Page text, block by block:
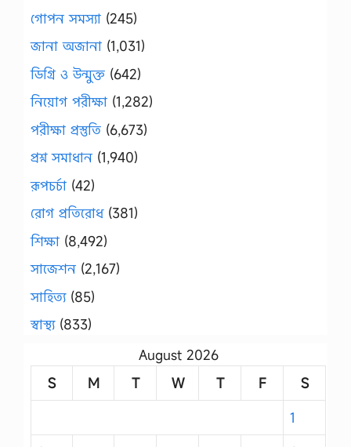
গোপন সমস্যা (245)
জানা অজানা (1,031)
ডিগ্রি ও উন্মুক্ত (642)
নিয়োগ পরীক্ষা (1,282)
পরীক্ষা প্রস্তুতি (6,673)
প্রশ্ন সমাধান (1,940)
রূপচর্চা (42)
রোগ প্রতিরোধ(381)
শিক্ষা (8,492)
সাজেশন (2,167)
সাহিত্য(85)
স্বাস্থ্য(833)
August 2026
S
M T W T F
S
1